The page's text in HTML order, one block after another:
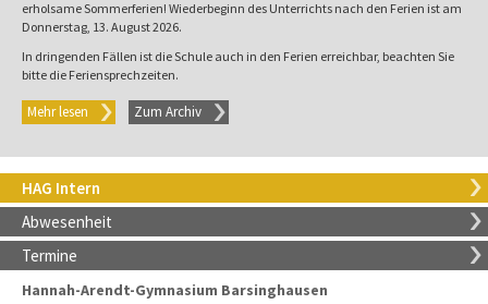
erholsame Sommerferien! Wiederbeginn des Unterrichts nach den Ferien ist am
Donnerstag, 13. August 2026.
In dringenden Fällen ist die Schule auch in den Ferien erreichbar, beachten Sie
bitte die Feriensprechzeiten.
Mehr lesen Zum Archiv
HAG Intern
Abwesenheit
Termine
Hannah-Arendt-Gymnasium Barsinghausen